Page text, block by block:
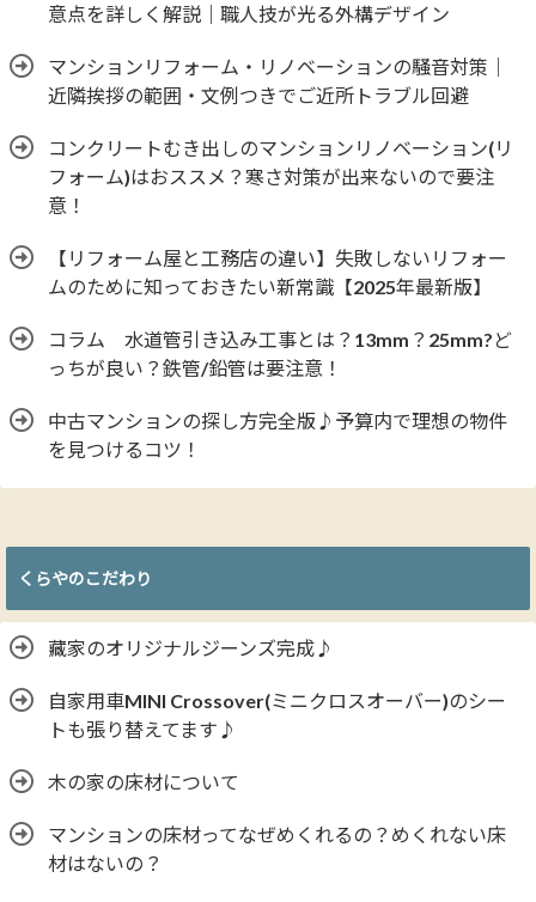
意点を詳しく解説｜職人技が光る外構デザイン
マンションリフォーム・リノベーションの騒音対策｜
近隣挨拶の範囲・文例つきでご近所トラブル回避
コンクリートむき出しのマンションリノベーション(リ
フォーム)はおススメ？寒さ対策が出来ないので要注
意！
【リフォーム屋と工務店の違い】失敗しないリフォー
ムのために知っておきたい新常識【2025年最新版】
コラム 水道管引き込み工事とは？13mm？25mm?ど
っちが良い？鉄管/鉛管は要注意！
中古マンションの探し方完全版♪予算内で理想の物件
を見つけるコツ！
くらやのこだわり
藏家のオリジナルジーンズ完成♪
自家用車MINI Crossover(ミニクロスオーバー)のシー
トも張り替えてます♪
木の家の床材について
マンションの床材ってなぜめくれるの？めくれない床
材はないの？